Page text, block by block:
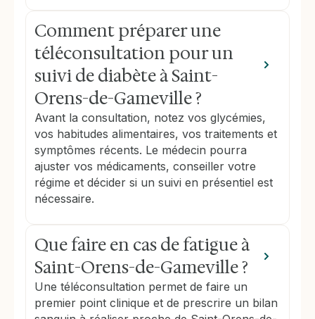
Comment préparer une
téléconsultation pour un
suivi de diabète à Saint-
Orens-de-Gameville ?
Avant la consultation, notez vos glycémies,
vos habitudes alimentaires, vos traitements et
symptômes récents. Le médecin pourra
ajuster vos médicaments, conseiller votre
régime et décider si un suivi en présentiel est
nécessaire.
Que faire en cas de fatigue à
Saint-Orens-de-Gameville ?
Une téléconsultation permet de faire un
premier point clinique et de prescrire un bilan